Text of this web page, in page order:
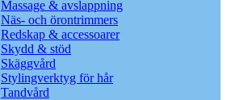
Massage & avslappning
Näs- och örontrimmers
Redskap & accessoarer
Skydd & stöd
Skäggvård
Stylingverktyg för hår
Tandvård